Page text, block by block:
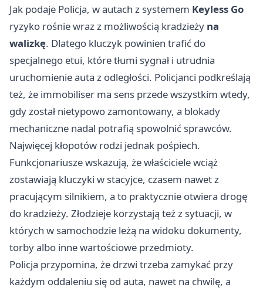
Jak podaje Policja, w autach z systemem Keyless Go
ryzyko rośnie wraz z możliwością kradzieży na
walizkę. Dlatego kluczyk powinien trafić do
specjalnego etui, które tłumi sygnał i utrudnia
uruchomienie auta z odległości. Policjanci podkreślają
też, że immobiliser ma sens przede wszystkim wtedy,
gdy został nietypowo zamontowany, a blokady
mechaniczne nadal potrafią spowolnić sprawców.
Najwięcej kłopotów rodzi jednak pośpiech.
Funkcjonariusze wskazują, że właściciele wciąż
zostawiają kluczyki w stacyjce, czasem nawet z
pracującym silnikiem, a to praktycznie otwiera drogę
do kradzieży. Złodzieje korzystają też z sytuacji, w
których w samochodzie leżą na widoku dokumenty,
torby albo inne wartościowe przedmioty.
Policja przypomina, że drzwi trzeba zamykać przy
każdym oddaleniu się od auta, nawet na chwilę, a